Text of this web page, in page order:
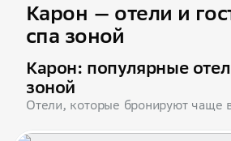
Карон — отели и
спа зоной
Карон: популярные
зоной
Отели, которые бронируют чаще